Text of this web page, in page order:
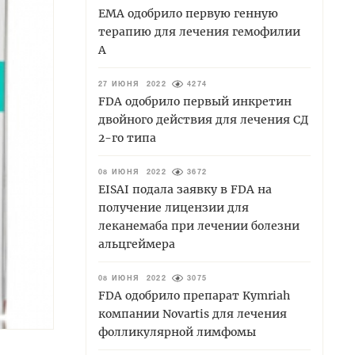
EMA одобрило первую генную
терапию для лечения гемофилии
А
27 ИЮНЯ 2022 4274
FDA одобрило первый инкретин
двойного действия для лечения СД
2-го типа
08 ИЮНЯ 2022 3672
EISAI подала заявку в FDA на
получение лицензии для
леканемаба при лечении болезни
альцгеймера
08 ИЮНЯ 2022 3075
FDA одобрило препарат Kymriah
компании Novartis для лечения
фолликулярной лимфомы